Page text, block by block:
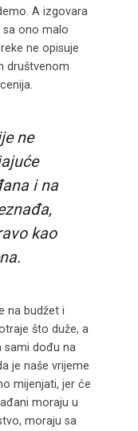
A izgovara
sa ono malo
ne opisuje
društvenom
ne
i na
kao
na budžet i
što duže, a
sami dođu na
je naše vrijeme
mijenjati, jer će
moraju u
moraju sa